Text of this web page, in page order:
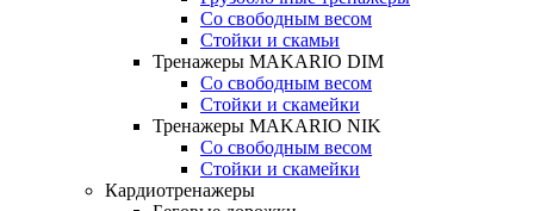
Со свободным весом
Стойки и скамьи
Тренажеры MAKARIO DIM
Со свободным весом
Стойки и скамейки
Тренажеры MAKARIO NIK
Со свободным весом
Стойки и скамейки
Кардиотренажеры